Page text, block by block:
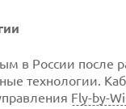
в России после
технологии.
Fly-by-